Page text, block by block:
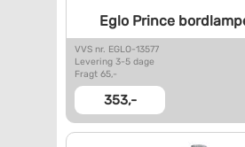
Eglo Prince
VVS nr. EGLO-13577
Levering 3-5 dage
Fragt 65,-
353,-